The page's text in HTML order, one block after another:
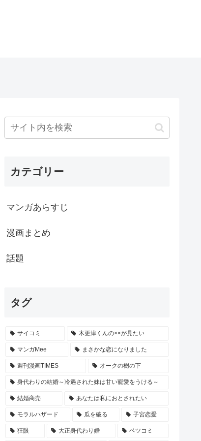
カテゴリー
マンガあらすじ
漫画まとめ
話題
タグ
サイコミ 木更津くんの××が見たい
マンガMee まさかな恋になりました
週刊漫画TIMES オークの樹の下
身代わりの結婚～冷遇された妹は甘い寵愛をうける～
結婚商売 あなたは私におとされたい
モラルハザード 瓜を破る 子宮恋愛
狂眼 大正身代わり婚 ベツコミ